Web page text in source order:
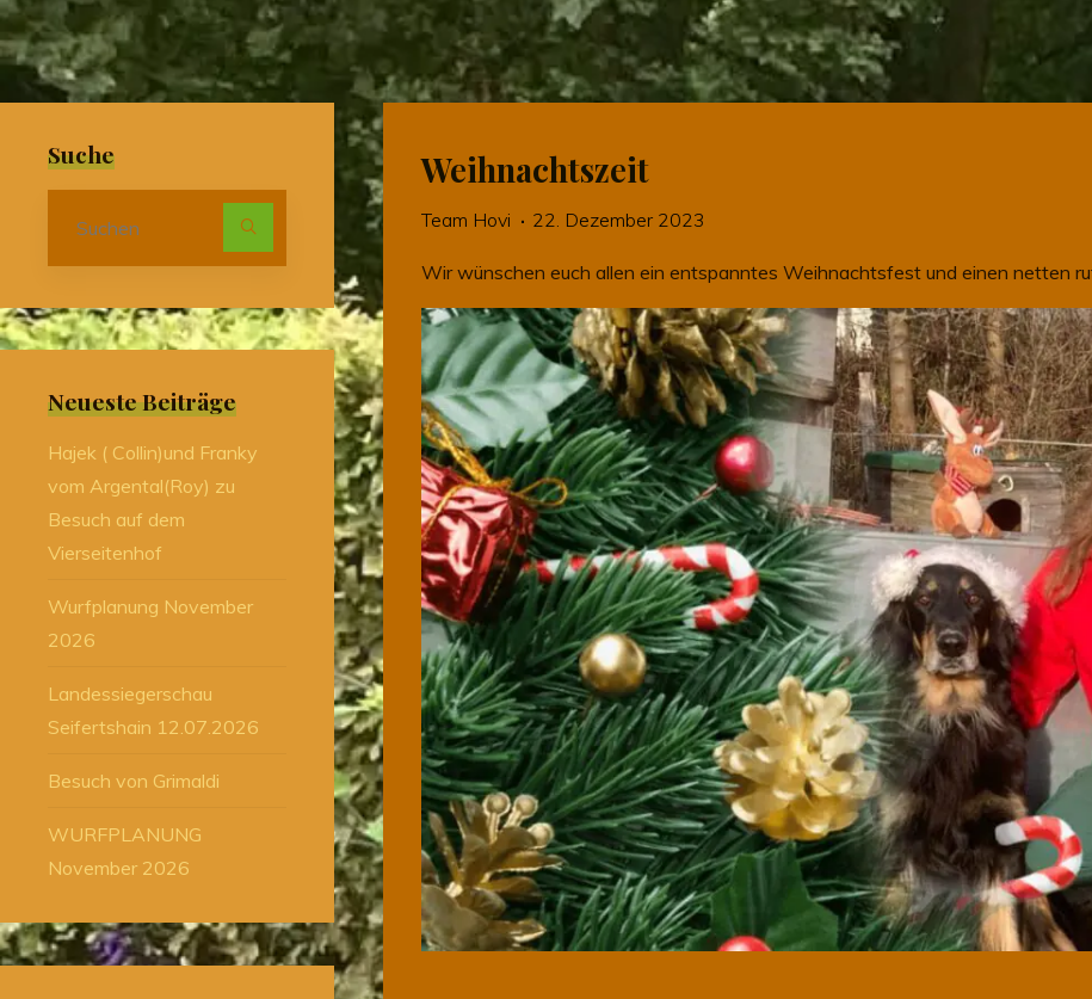
Weihnachtszeit
Team Hovi 22. Dezember 2023
Wir wünschen euch allen ein entspanntes Weihnachtsfest und einen netten
Suche
Neueste Beiträge
Hajek ( Collin)und Franky
vom Argental(Roy) zu
Besuch auf dem
Vierseitenhof
Wurfplanung November
2026
Landessiegerschau
Seifertshain 12.07.2026
Besuch von Grimaldi
WURFPLANUNG
November 2026